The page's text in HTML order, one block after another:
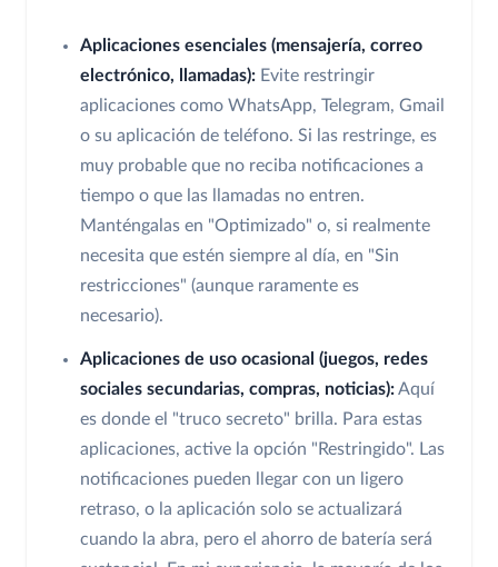
Aplicaciones esenciales (mensajería, correo
electrónico, llamadas): Evite restringir
aplicaciones como WhatsApp, Telegram, Gmail
o su aplicación de teléfono. Si las restringe, es
muy probable que no reciba notificaciones a
tiempo o que las llamadas no entren.
Manténgalas en "Optimizado" o, si realmente
necesita que estén siempre al día, en "Sin
restricciones" (aunque raramente es
necesario).
Aplicaciones de uso ocasional (juegos, redes
sociales secundarias, compras, noticias):Aquí
es donde el "truco secreto" brilla. Para estas
aplicaciones, active la opción "Restringido". Las
notificaciones pueden llegar con un ligero
retraso, o la aplicación solo se actualizará
cuando la abra, pero el ahorro de batería será